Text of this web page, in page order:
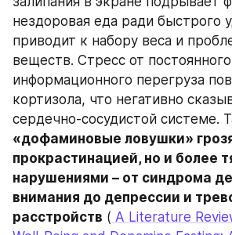
нездоровая еда ради быстрого
приводит к набору веса и
веществ. Стресс от постоянного
информационного перегруза
кортизола, что негативно
«дофаминовые ловушки»
прокрастинацией, но и более
нарушениями – от синдрома
внимания до депрессии и
расстройств ( A Literature